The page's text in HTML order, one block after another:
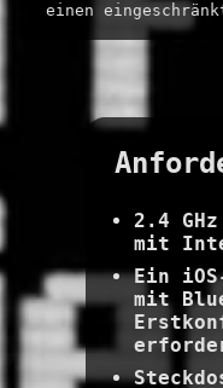
einen
2.4
mit
Ein
mit